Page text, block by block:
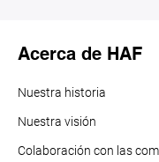
Acerca de HAF
Nuestra historia
Nuestra visión
Colaboración con las